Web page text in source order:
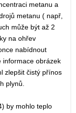
metanu a
metanu ( např,
může být až 2
na ohřev
nabídnout
informace obrázek
zlepšit čistý přínos
plynů.
by mohlo teplo